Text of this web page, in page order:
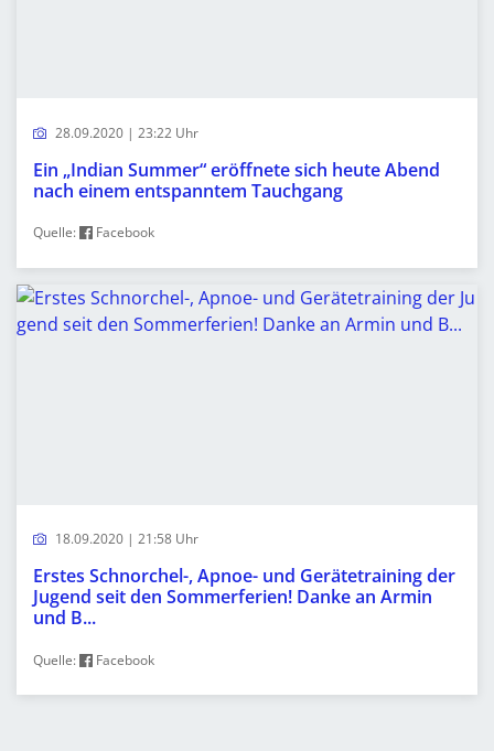
28.09.2020 | 23:22 Uhr
Ein „Indian Summer“ eröffnete sich heute Abend
nach einem entspanntem Tauchgang
Quelle: Facebook
18.09.2020 | 21:58 Uhr
Erstes Schnorchel-, Apnoe- und Gerätetraining der
Jugend seit den Sommerferien! Danke an Armin
und B...
Quelle: Facebook